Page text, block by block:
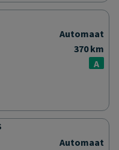
Automaat
370 km
A
Automaat